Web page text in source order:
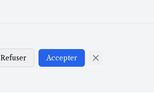
Refuser Accepter